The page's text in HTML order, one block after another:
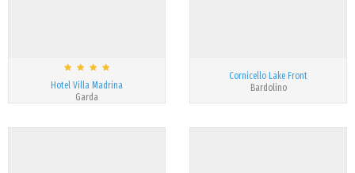
Hotel Villa Madrina
Garda
Cornicello Lake Front
Bardolino